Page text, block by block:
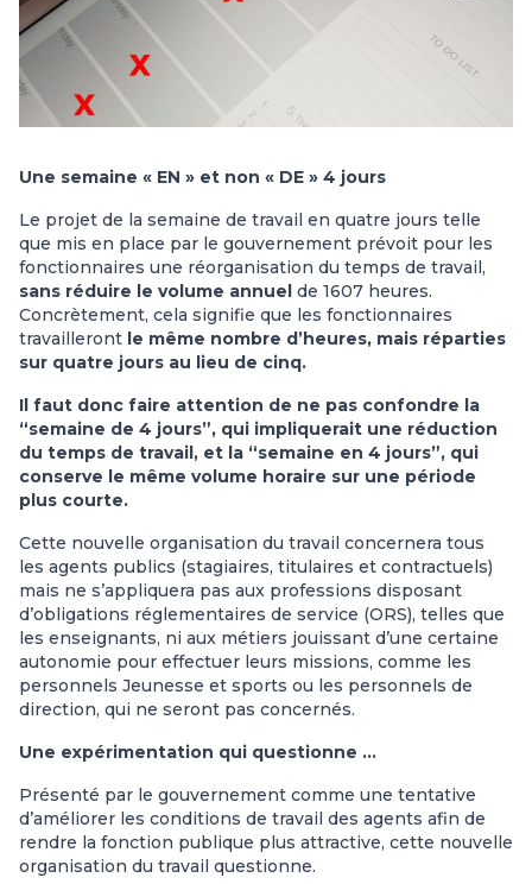
Une semaine « EN » et non « DE » 4 jours
Le projet de la semaine de travail en quatre jours telle
que mis en place par le gouvernement prévoit pour les
fonctionnaires une réorganisation du temps de travail,
sans réduire le volume annuel de 1607 heures.
Concrètement, cela signifie que les fonctionnaires
travailleront le même nombre d’heures, mais réparties
sur quatre jours au lieu de cinq.
Il faut donc faire attention de ne pas confondre la
“semaine de 4 jours”, qui impliquerait une réduction
du temps de travail, et la “semaine en 4 jours”, qui
conserve le même volume horaire sur une période
plus courte.
Cette nouvelle organisation du travail concernera tous
les agents publics (stagiaires, titulaires et contractuels)
mais ne s’appliquera pas aux professions disposant
d’obligations réglementaires de service (ORS), telles que
les enseignants, ni aux métiers jouissant d’une certaine
autonomie pour effectuer leurs missions, comme les
personnels Jeunesse et sports ou les personnels de
direction, qui ne seront pas concernés.
Une expérimentation qui questionne …
Présenté par le gouvernement comme une tentative
d’améliorer les conditions de travail des agents afin de
rendre la fonction publique plus attractive, cette nouvelle
organisation du travail questionne.